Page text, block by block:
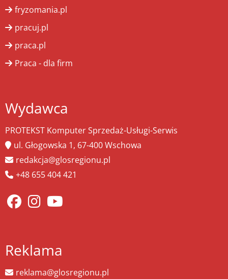
fryzomania.pl
pracuj.pl
praca.pl
Praca - dla firm
Wydawca
PROTEKST Komputer Sprzedaż-Usługi-Serwis
ul. Głogowska 1, 67-400 Wschowa
redakcja@glosregionu.pl
+48 655 404 421
Reklama
reklama@glosregionu.pl